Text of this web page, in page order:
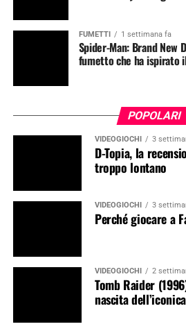
FUMETTI 1 settimana fa
Spider-Man: Brand New
fumetto che ha ispirato
POPOLARI
VIDEOGIOCHI 3
D-Topia, la
troppo lontano
VIDEOGIOCHI 3
Perché giocare a
VIDEOGIOCHI 2
Tomb Raider
nascita